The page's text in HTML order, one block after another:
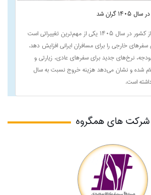
گران شد
افزایش عوارض خروج از کشور در سال ۱۴۰۵ یکی از مهم‌ترین تغییراتی است
سفرهای خارجی را برای مسافران ایرانی افزایش دهد.
نرخ‌های جدید برای سفرهای عادی، زیارتی و
شده و نشان می‌دهد هزینه خروج نسبت به سال
است.
شرکت های همگروه